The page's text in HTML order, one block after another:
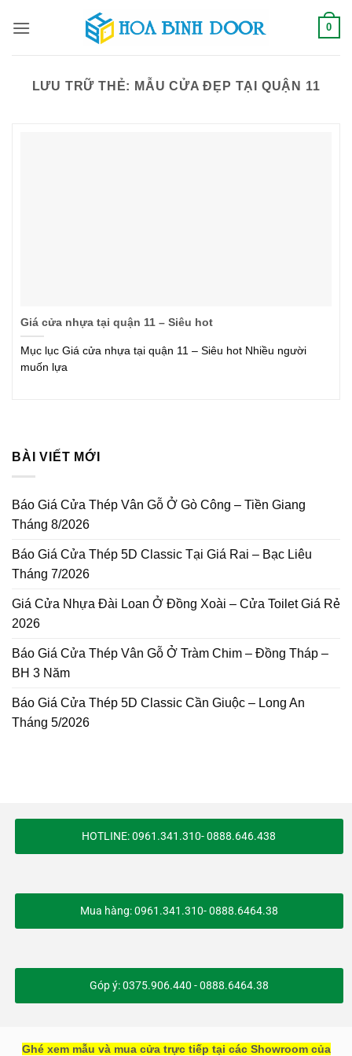
qua
0
LƯU TRỮ THẺ: MẪU CỬA ĐẸP TẠI QUẬN 11
Giá cửa nhựa tại quận 11 – Siêu hot
Mục lục Giá cửa nhựa tại quận 11 – Siêu hot Nhiều người
muốn lựa
BÀI VIẾT MỚI
Báo Giá Cửa Thép Vân Gỗ Ở Gò Công – Tiền Giang
Tháng 8/2026
Báo Giá Cửa Thép 5D Classic Tại Giá Rai – Bạc Liêu
Tháng 7/2026
Giá Cửa Nhựa Đài Loan Ở Đồng Xoài – Cửa Toilet Giá Rẻ
2026
Báo Giá Cửa Thép Vân Gỗ Ở Tràm Chim – Đồng Tháp –
BH 3 Năm
Báo Giá Cửa Thép 5D Classic Cần Giuộc – Long An
Tháng 5/2026
HOTLINE: 0961.341.310- 0888.646.438
Mua hàng: 0961.341.310- 0888.6464.38
Góp ý: 0375.906.440 - 0888.6464.38
Ghé xem mẫu và mua cửa trực tiếp tại các Showroom của